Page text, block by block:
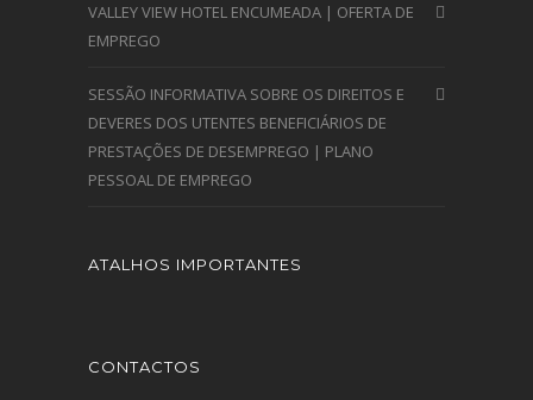
VALLEY VIEW HOTEL ENCUMEADA | OFERTA DE
EMPREGO
SESSÃO INFORMATIVA SOBRE OS DIREITOS E
DEVERES DOS UTENTES BENEFICIÁRIOS DE
PRESTAÇÕES DE DESEMPREGO | PLANO
PESSOAL DE EMPREGO
ATALHOS IMPORTANTES
CONTACTOS